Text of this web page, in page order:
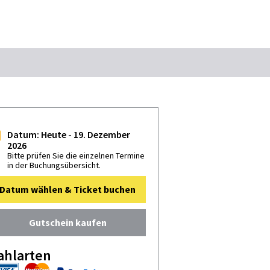
Suchbegriff
Das könnte Sie interessieren
Stadtführungen
Ausflugsziele
Wein
Wandern
Datum: Heute - 19. Dezember
2026
Bitte prüfen Sie die einzelnen Termine
in der Buchungsübersicht.
Datum wählen & Ticket buchen
Gutschein kaufen